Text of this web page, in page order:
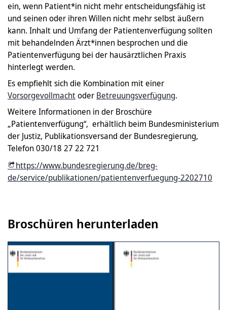
ein, wenn Patient*in nicht mehr entscheidungsfähig ist
und seinen oder ihren Willen nicht mehr selbst äußern
kann. Inhalt und Umfang der Patientenverfügung sollten
mit behandelnden Ärzt*innen besprochen und die
Patientenverfügung bei der hausärztlichen Praxis
hinterlegt werden.
Es empfiehlt sich die Kombination mit einer
Vorsorgevollmachtoder Betreuungsverfügung.
Weitere Informationen in der Broschüre
„Patientenverfügung“, erhältlich beim Bundesministerium
der Justiz, Publikationsversand der Bundesregierung,
Telefon 030/18 27 22 721
https://www.bundesregierung.de/breg-
de/service/publikationen/patientenverfuegung-2202710
Broschüren herunterladen